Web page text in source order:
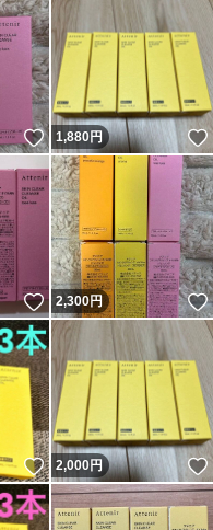
いいね！
1,880円
いいね！
2,300円
いいね！
2,000円